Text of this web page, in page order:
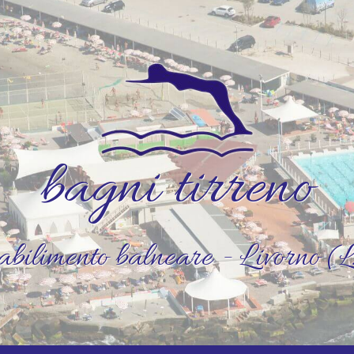
bagni tirreno
balneare - Livorno